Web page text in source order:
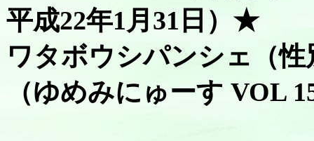
平成22年1月31日）★
ワタボウシパンシェ（
（ゆめみにゅーす VOL